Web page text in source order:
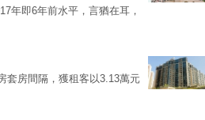
年即6年前水平，言猶在耳，
套房間隔，獲租客以3.13萬元